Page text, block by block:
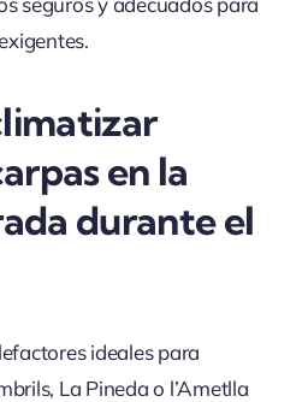
en la
durante el
ideales para
La Pineda o l’Ametlla